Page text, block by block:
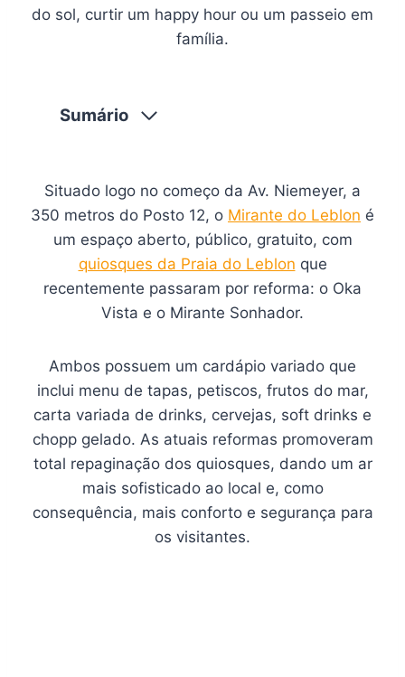
do sol, curtir um happy hour ou um passeio em
família.
Sumário
Situado logo no começo da Av. Niemeyer, a
350 metros do Posto 12, o Mirante do Leblon é
um espaço aberto, público, gratuito, com
quiosques da Praia do Leblon que
recentemente passaram por reforma: o Oka
Vista e o Mirante Sonhador.
Ambos possuem um cardápio variado que
inclui menu de tapas, petiscos, frutos do mar,
carta variada de drinks, cervejas, soft drinks e
chopp gelado. As atuais reformas promoveram
total repaginação dos quiosques, dando um ar
mais sofisticado ao local e, como
consequência, mais conforto e segurança para
os visitantes.